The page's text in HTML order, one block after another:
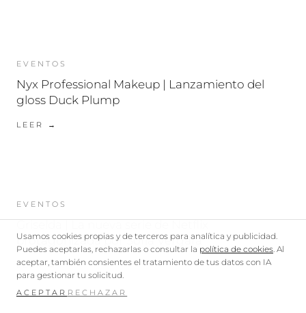
EVENTOS
Nyx Professional Makeup | Lanzamiento del
gloss Duck Plump
LEER →
EVENTOS
protagonizada por Sofía Vergara
LEER →
Usamos cookies propias y de terceros para analítica y publicidad.
Puedes aceptarlas, rechazarlas o consultar la política de cookies. Al
aceptar, también consientes el tratamiento de tus datos con IA
para gestionar tu solicitud.
ACEPTAR RECHAZAR